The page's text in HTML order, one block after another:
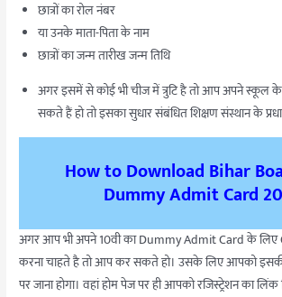
छात्रों का रोल नंबर
या उनके माता-पिता के नाम
छात्रों का जन्म तारीख जन्म तिथि
अगर इसमें से कोई भी चीज में त्रुटि है तो आप अपने स्कूल
सकते हैं हो तो इसका सुधार संबंधित शिक्षण संस्थान के प्रधान
How to Download Bihar
Dummy Admit Card
अगर आप भी अपने 10वी का Dummy Admit Card के
करना चाहते है तो आप कर सकते हो। उसके लिए आपको
पर जाना होगा। वहां होम पेज पर ही आपको रजिस्ट्रेशन का